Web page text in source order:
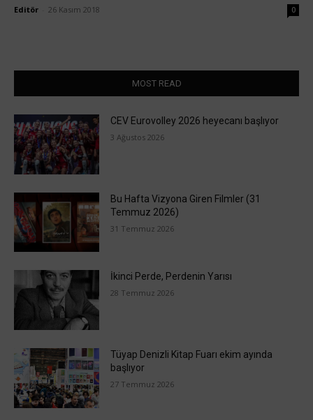
Editör 26 Kasım 2018 0
MOST READ
CEV Eurovolley 2026 heyecanı başlıyor
3 Ağustos 2026
Bu Hafta Vizyona Giren Filmler (31
Temmuz 2026)
31 Temmuz 2026
İkinci Perde, Perdenin Yarısı
28 Temmuz 2026
Tüyap Denizli Kitap Fuarı ekim ayında
başlıyor
27 Temmuz 2026